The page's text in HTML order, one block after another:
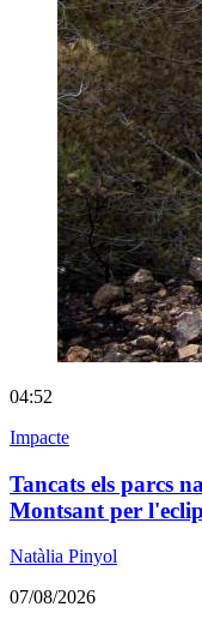
04:52
Impacte
Tancats els parcs
Montsant per
Natàlia Pinyol
07/08/2026